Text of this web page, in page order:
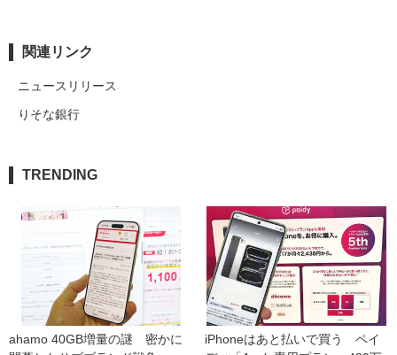
関連リンク
ニュースリリース
りそな銀行
TRENDING
ahamo 40GB増量の謎　密かに
iPhoneはあと払いで買う　ペイ